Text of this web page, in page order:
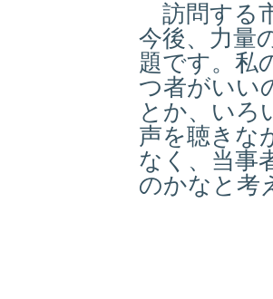
訪問する
今後、力量
題です。私
つ者がいい
とか、いろ
声を聴きな
なく、当事
のかなと考